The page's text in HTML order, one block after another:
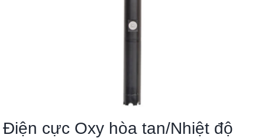
Điện cực Oxy hòa tan/Nhiệt độ